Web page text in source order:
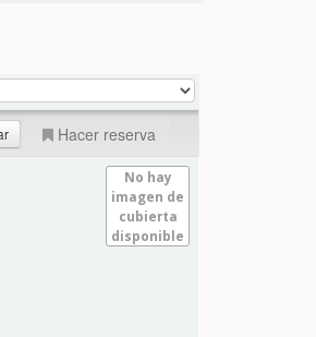
Hacer reserva
No hay
imagen de
cubierta
disponible